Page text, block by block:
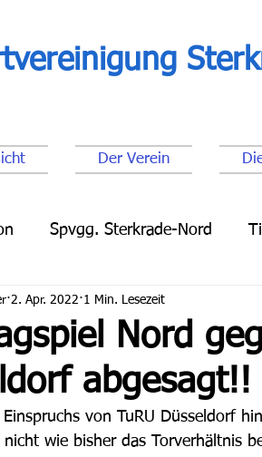
Der Verein
Spvgg. Sterkrade-Nord
Leichtathletik
Nord
abgesagt!!
2. Apr. 2022 1 Min. Lesezeit
von TuRU Düsseldorf
wie bisher das Torverhältnis